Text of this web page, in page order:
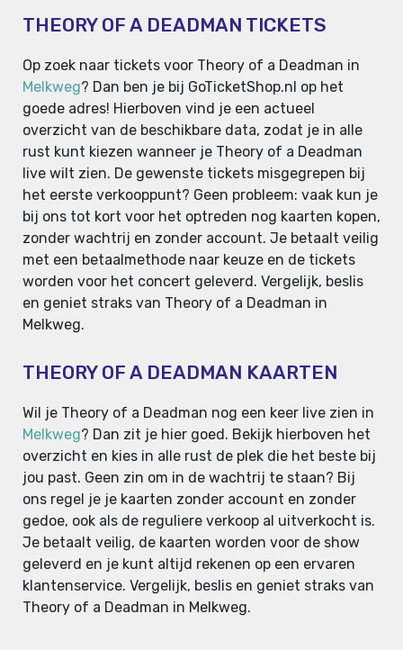
THEORY OF A DEADMAN TICKETS
Op zoek naar tickets voor Theory of a Deadman in
Melkweg? Dan ben je bij GoTicketShop.nl op het
goede adres! Hierboven vind je een actueel
overzicht van de beschikbare data, zodat je in alle
rust kunt kiezen wanneer je Theory of a Deadman
live wilt zien. De gewenste tickets misgegrepen bij
het eerste verkooppunt? Geen probleem: vaak kun je
bij ons tot kort voor het optreden nog kaarten kopen,
zonder wachtrij en zonder account. Je betaalt veilig
met een betaalmethode naar keuze en de tickets
worden voor het concert geleverd. Vergelijk, beslis
en geniet straks van Theory of a Deadman in
Melkweg.
THEORY OF A DEADMAN KAARTEN
Wil je Theory of a Deadman nog een keer live zien in
Melkweg? Dan zit je hier goed. Bekijk hierboven het
overzicht en kies in alle rust de plek die het beste bij
jou past. Geen zin om in de wachtrij te staan? Bij
ons regel je je kaarten zonder account en zonder
gedoe, ook als de reguliere verkoop al uitverkocht is.
Je betaalt veilig, de kaarten worden voor de show
geleverd en je kunt altijd rekenen op een ervaren
klantenservice. Vergelijk, beslis en geniet straks van
Theory of a Deadman in Melkweg.